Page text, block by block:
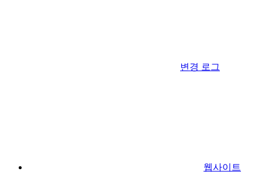
변경 로그
웹사이트